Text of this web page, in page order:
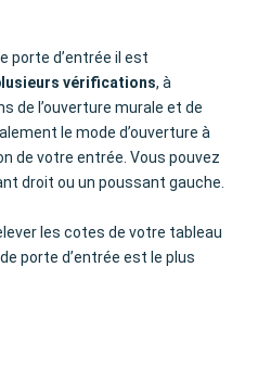
porte d’entrée il est
vérifications, à
de l’ouverture murale et de
le mode d’ouverture à
de votre entrée. Vous pouvez
droit ou un poussant gauche.
les cotes de votre tableau
porte d’entrée est le plus